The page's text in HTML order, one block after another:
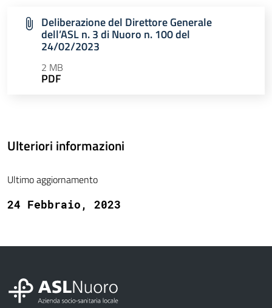
Deliberazione del Direttore Generale
dell’ASL n. 3 di Nuoro n. 100 del
24/02/2023
2 MB
PDF
Ulteriori informazioni
Ultimo aggiornamento
24 Febbraio, 2023